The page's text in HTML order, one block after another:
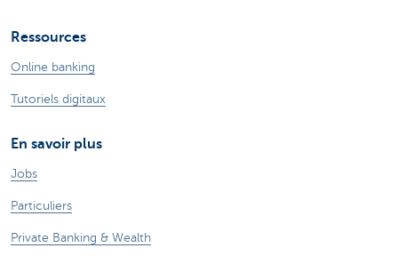
Ressources
Online banking
Tutoriels digitaux
En savoir plus
Jobs
Particuliers
Private Banking & Wealth